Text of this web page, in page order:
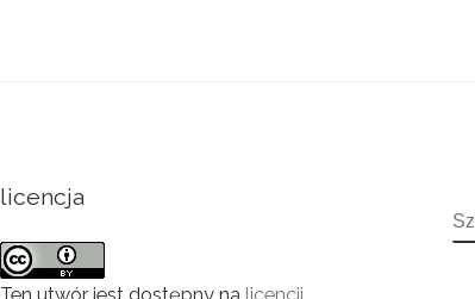
licencja
Ten utwór jest dostępny na licencji